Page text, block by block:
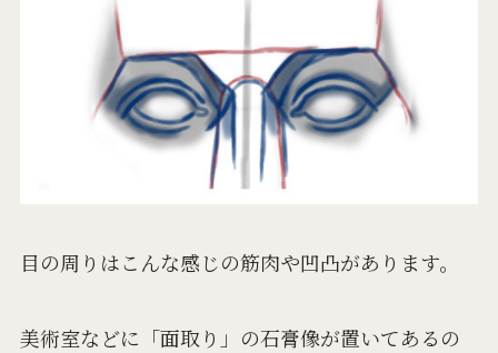
目の周りはこんな感じの筋肉や凹凸があります。
美術室などに「面取り」の石膏像が置いてあるの